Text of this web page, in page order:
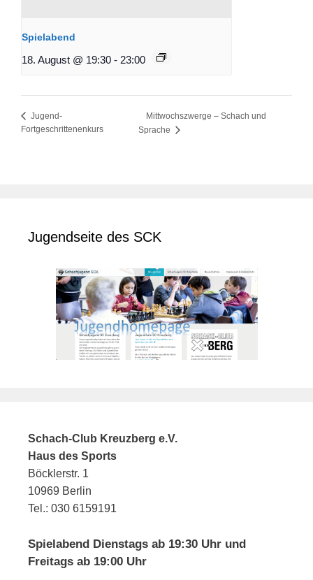
Spielabend
18. August @ 19:30 - 23:00
Jugend-
Fortgeschrittenenkurs
Mittwochszwerge – Schach und
Sprache
Jugendseite des SCK
Schach-Club Kreuzberg e.V.
Haus des Sports
Böcklerstr. 1
10969 Berlin
Tel.: 030 6159191
Spielabend Dienstags ab 19:30 Uhr und
Freitags ab 19:00 Uhr